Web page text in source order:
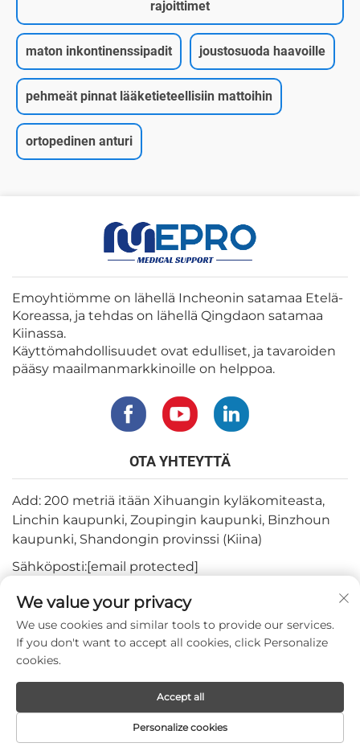
rajoittimet
maton inkontinenssipadit joustosuoda haavoille
pehmeät pinnat lääketieteellisiin mattoihin
ortopedinen anturi
Emoyhtiömme on lähellä Incheonin satamaa Etelä-
Koreassa, ja tehdas on lähellä Qingdaon satamaa
Kiinassa.
Käyttömahdollisuudet ovat edulliset, ja tavaroiden
pääsy maailmanmarkkinoille on helppoa.
OTA YHTEYTTÄ
Add: 200 metriä itään Xihuangin kyläkomiteasta,
Linchin kaupunki, Zoupingin kaupunki, Binzhoun
kaupunki, Shandongin provinssi (Kiina)
Sähköposti:[email protected]
Puh:
+82-3180427370
Puhelin:+86-15564344404
Whatsapp: +82-1022396668
Copyright © 2024 by Mepro Medical Co.,Ltd.
We value your privacy
We use cookies and similar tools to provide our services.
If you don't want to accept all cookies, click Personalize
cookies.
Personalize cookies
Accept all